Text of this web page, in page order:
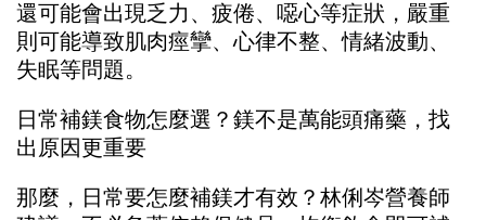
還可能會出現乏力、疲倦、噁心等症狀，嚴重
則可能導致肌肉痙攣、心律不整、情緒波動、
失眠等問題。
日常補鎂食物怎麼選？鎂不是萬能頭痛藥，找
出原因更重要
那麼，日常要怎麼補鎂才有效？林俐岑營養師